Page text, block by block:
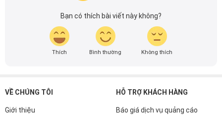
Bạn có thích bài viết này không?
Thích Bình thường Không thích
VỀ CHÚNG TÔI
Giới thiệu
HỖ TRỢ KHÁCH HÀNG
Báo giá dịch vụ quảng cáo